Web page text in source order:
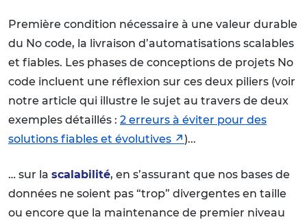
Première condition nécessaire à une valeur durable
du No code, la livraison d’automatisations scalables
et fiables. Les phases de conceptions de projets No
code incluent une réflexion sur ces deux piliers (voir
notre article qui illustre le sujet au travers de deux
exemples détaillés : 2 erreurs à éviter pour des
solutions fiables et évolutives
)...
… sur la scalabilité, en s’assurant que nos bases de
données ne soient pas “trop” divergentes en taille
ou encore que la maintenance de premier niveau